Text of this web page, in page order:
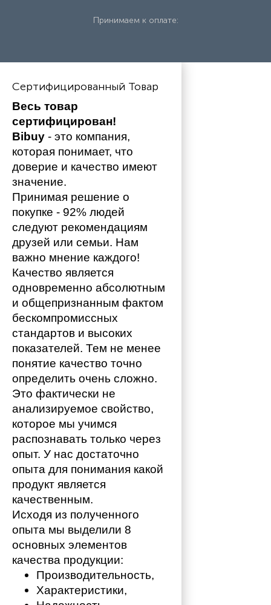
Принимаем к оплате:
Сертифицированный Товар
Весь товар
сертифицирован!
Bibuy - это компания,
которая понимает, что
доверие и качество имеют
значение.
Принимая решение о
покупке - 92% людей
следуют рекомендациям
друзей или семьи. Нам
важно мнение каждого!
Качество является
одновременно абсолютным
и общепризнанным фактом
бескомпромиссных
стандартов и высоких
показателей. Тем не менее
понятие качество точно
определить очень сложно.
Это фактически не
анализируемое свойство,
которое мы учимся
распознавать только через
опыт. У нас достаточно
опыта для понимания какой
продукт является
качественным.
Исходя из полученного
опыта мы выделили 8
основных элементов
качества продукции:
Производительность,
Характеристики,